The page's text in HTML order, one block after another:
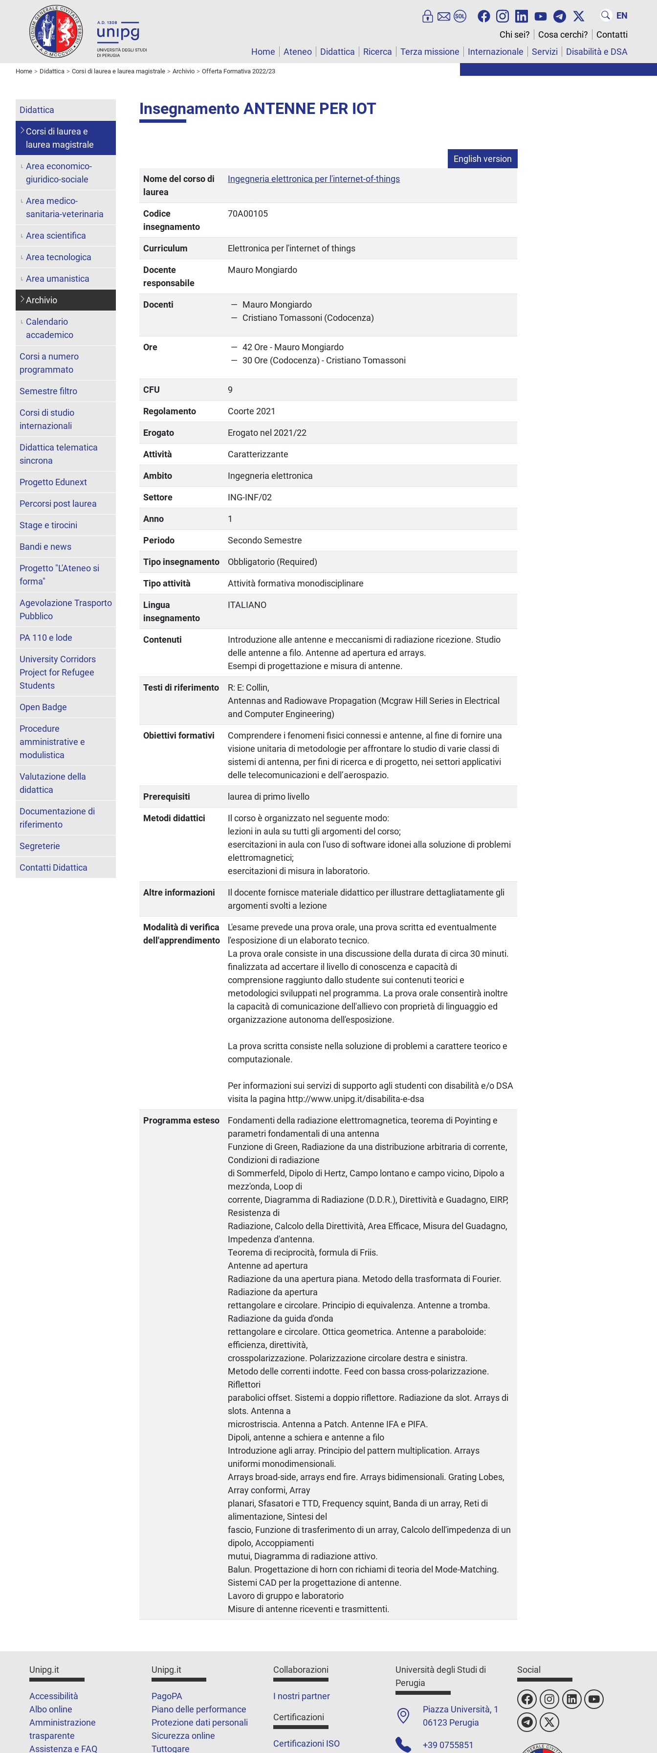
EN
Chi sei?
Cosa cerchi?
Contatti
Home
Ateneo Didattica Ricerca Terza missione Internazionale Servizi Disabilità e DSA
Home Didattica Corsi di laurea e laurea magistrale Archivio Offerta Formativa 2022/23
Insegnamento ANTENNE PER IOT
English version
Nome del corso di
laurea
Ingegneria elettronica per l'internet-of-things
Codice
insegnamento
70A00105
Curriculum Elettronica per l'internet of things
Docente
responsabile
Mauro Mongiardo
Docenti
Mauro Mongiardo
Cristiano Tomassoni (Codocenza)
Ore
42 Ore - Mauro Mongiardo
30 Ore (Codocenza) - Cristiano Tomassoni
CFU 9
Regolamento Coorte 2021
Erogato Erogato nel 2021/22
Attività Caratterizzante
Ambito Ingegneria elettronica
Settore ING-INF/02
Anno 1
Periodo Secondo Semestre
Tipo insegnamento Obbligatorio (Required)
Tipo attività Attività formativa monodisciplinare
Lingua
insegnamento
ITALIANO
Contenuti
Introduzione alle antenne e meccanismi di radiazione ricezione. Studio
delle antenne a filo. Antenne ad apertura ed arrays.
Esempi di progettazione e misura di antenne.
Testi di riferimento
R: E: Collin,
Antennas and Radiowave Propagation (Mcgraw Hill Series in Electrical
and Computer Engineering)
Obiettivi formativi
Comprendere i fenomeni fisici connessi e antenne, al fine di fornire una
visione unitaria di metodologie per affrontare lo studio di varie classi di
sistemi di antenna, per fini di ricerca e di progetto, nei settori applicativi
delle telecomunicazioni e dell’aerospazio.
Prerequisiti laurea di primo livello
Metodi didattici
Il corso è organizzato nel seguente modo:
lezioni in aula su tutti gli argomenti del corso;
esercitazioni in aula con l'uso di software idonei alla soluzione di problemi
elettromagnetici;
esercitazioni di misura in laboratorio.
Altre informazioni
Il docente fornisce materiale didattico per illustrare dettagliatamente gli
argomenti svolti a lezione
Modalità di verifica
dell'apprendimento
L'esame prevede una prova orale, una prova scritta ed eventualmente
l'esposizione di un elaborato tecnico.
La prova orale consiste in una discussione della durata di circa 30 minuti.
finalizzata ad accertare il livello di conoscenza e capacità di
comprensione raggiunto dallo studente sui contenuti teorici e
metodologici sviluppati nel programma. La prova orale consentirà inoltre
la capacità di comunicazione dell'allievo con proprietà di linguaggio ed
organizzazione autonoma dell'esposizione.
La prova scritta consiste nella soluzione di problemi a carattere teorico e
computazionale.
Per informazioni sui servizi di supporto agli studenti con disabilità e/o DSA
visita la pagina http://www.unipg.it/disabilita-e-dsa
Programma esteso
Fondamenti della radiazione elettromagnetica, teorema di Poyinting e
parametri fondamentali di una antenna
Funzione di Green, Radiazione da una distribuzione arbitraria di corrente,
Condizioni di radiazione
di Sommerfeld, Dipolo di Hertz, Campo lontano e campo vicino, Dipolo a
mezz'onda, Loop di
corrente, Diagramma di Radiazione (D.D.R.), Direttività e Guadagno, EIRP,
Resistenza di
Radiazione, Calcolo della Direttività, Area Efficace, Misura del Guadagno,
Impedenza d'antenna.
Teorema di reciprocità, formula di Friis.
Antenne ad apertura
Radiazione da una apertura piana. Metodo della trasformata di Fourier.
Radiazione da apertura
rettangolare e circolare. Principio di equivalenza. Antenne a tromba.
Radiazione da guida d'onda
rettangolare e circolare. Ottica geometrica. Antenne a paraboloide:
efficienza, direttività,
crosspolarizzazione. Polarizzazione circolare destra e sinistra.
Metodo delle correnti indotte. Feed con bassa cross-polarizzazione.
Riflettori
parabolici offset. Sistemi a doppio riflettore. Radiazione da slot. Arrays di
slots. Antenna a
microstriscia. Antenna a Patch. Antenne IFA e PIFA.
Dipoli, antenne a schiera e antenne a filo
Introduzione agli array. Principio del pattern multiplication. Arrays
uniformi monodimensionali.
Arrays broad-side, arrays end fire. Arrays bidimensionali. Grating Lobes,
Array conformi, Array
planari, Sfasatori e TTD, Frequency squint, Banda di un array, Reti di
alimentazione, Sintesi del
fascio, Funzione di trasferimento di un array, Calcolo dell'impedenza di un
dipolo, Accoppiamenti
mutui, Diagramma di radiazione attivo.
Balun. Progettazione di horn con richiami di teoria del Mode-Matching.
Sistemi CAD per la progettazione di antenne.
Lavoro di gruppo e laboratorio
Misure di antenne riceventi e trasmittenti.
Didattica
Corsi di laurea e
laurea magistrale
Area economico-
giuridico-sociale
Area medico-
sanitaria-veterinaria
Area scientifica
Area tecnologica
Area umanistica
Archivio
Calendario
accademico
Corsi a numero
programmato
Semestre filtro
Corsi di studio
internazionali
Didattica telematica
sincrona
Progetto Edunext
Percorsi post laurea
Stage e tirocini
Bandi e news
Progetto "L'Ateneo si
forma"
Agevolazione Trasporto
Pubblico
PA 110 e lode
University Corridors
Project for Refugee
Students
Open Badge
Procedure
amministrative e
modulistica
Valutazione della
didattica
Documentazione di
riferimento
Segreterie
Contatti Didattica
Unipg.it
Accessibilità
Albo online
Amministrazione
trasparente
Assistenza e FAQ
Unipg.it
PagoPA
Piano delle performance
Protezione dati personali
Sicurezza online
Tuttogare
Collaborazioni
I nostri partner
Certificazioni
Certificazioni ISO
Università degli Studi di
Perugia
Piazza Università, 1
06123 Perugia
+39 0755851
Social